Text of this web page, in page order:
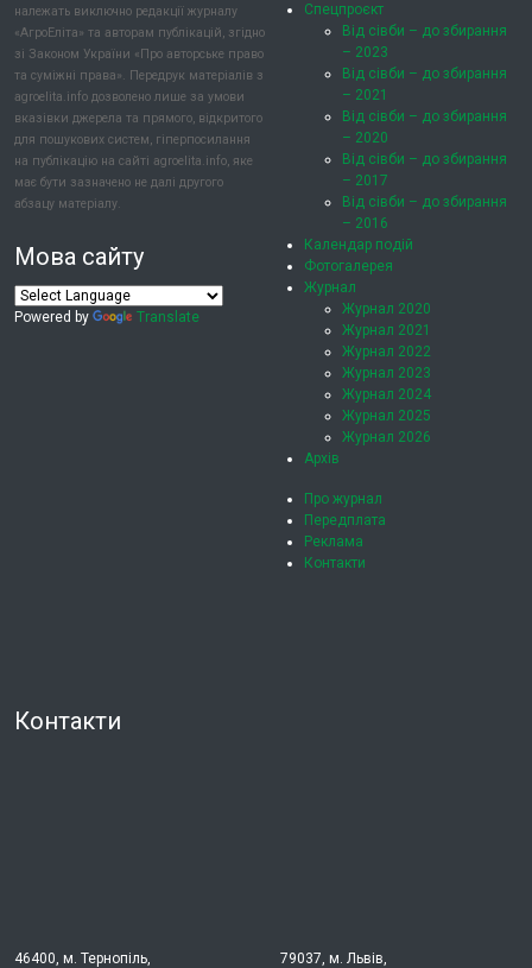
належать виключно редакції журналу
«АгроЕліта» та авторам публікацій, згідно
зі Законом України «Про авторське право
та суміжні права». Передрук матеріалів з
agroelita.info дозволено лише за умови
вказівки джерела та прямого, відкритого
для пошукових систем, гіперпосилання
на публікацію на сайті agroelita.info, яке
має бути зазначено не далі другого
абзацу матеріалу.
Мова сайту
Powered by Translate
Спецпроєкт
Від сівби – до збирання
– 2023
Від сівби – до збирання
– 2021
Від сівби – до збирання
– 2020
Від сівби – до збирання
– 2017
Від сівби – до збирання
– 2016
Календар подій
Фотогалерея
Журнал
Журнал 2020
Журнал 2021
Журнал 2022
Журнал 2023
Журнал 2024
Журнал 2025
Журнал 2026
Архів
Про журнал
Передплата
Реклама
Контакти
Контакти
46400, м. Тернопіль, 79037, м. Львів,